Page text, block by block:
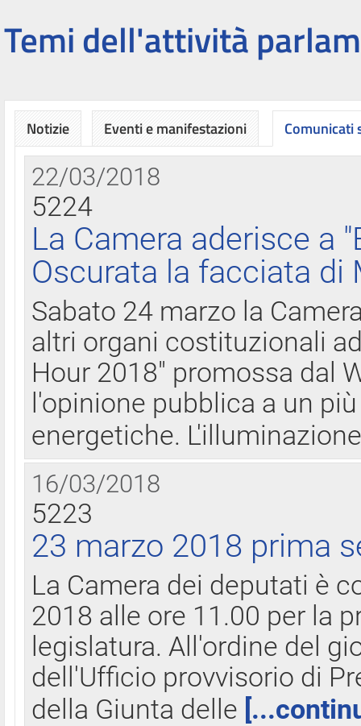
Temi dell'attività
Notizie Eventi e manifestazioni Comunicati
22/03/2018
5224
La Camera aderisce a
Oscurata la facciata di
Sabato 24 marzo la
altri organi costituzionali
Hour 2018" promossa dal
l'opinione pubblica a un
energetiche.
16/03/2018
5223
23 marzo 2018 prima
La Camera dei deputati è
2018 alle ore 11.00 per la
legislatura. All'ordine del
dell'Ufficio provvisorio di
della Giunta delle